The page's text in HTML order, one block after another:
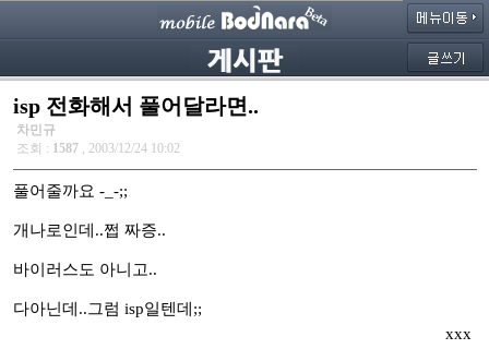
isp 전화해서 풀어달라면..
차민규
조회 : 1587 , 2003/12/24 10:02
풀어줄까요 -_-;;
개나로인데..쩝 짜증..
바이러스도 아니고..
다아닌데..그럼 isp일텐데;;
xxx